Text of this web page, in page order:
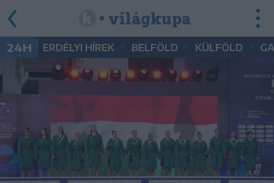
• világkupa
24H ERDÉLYI HÍREK BELFÖLD KÜLFÖLD